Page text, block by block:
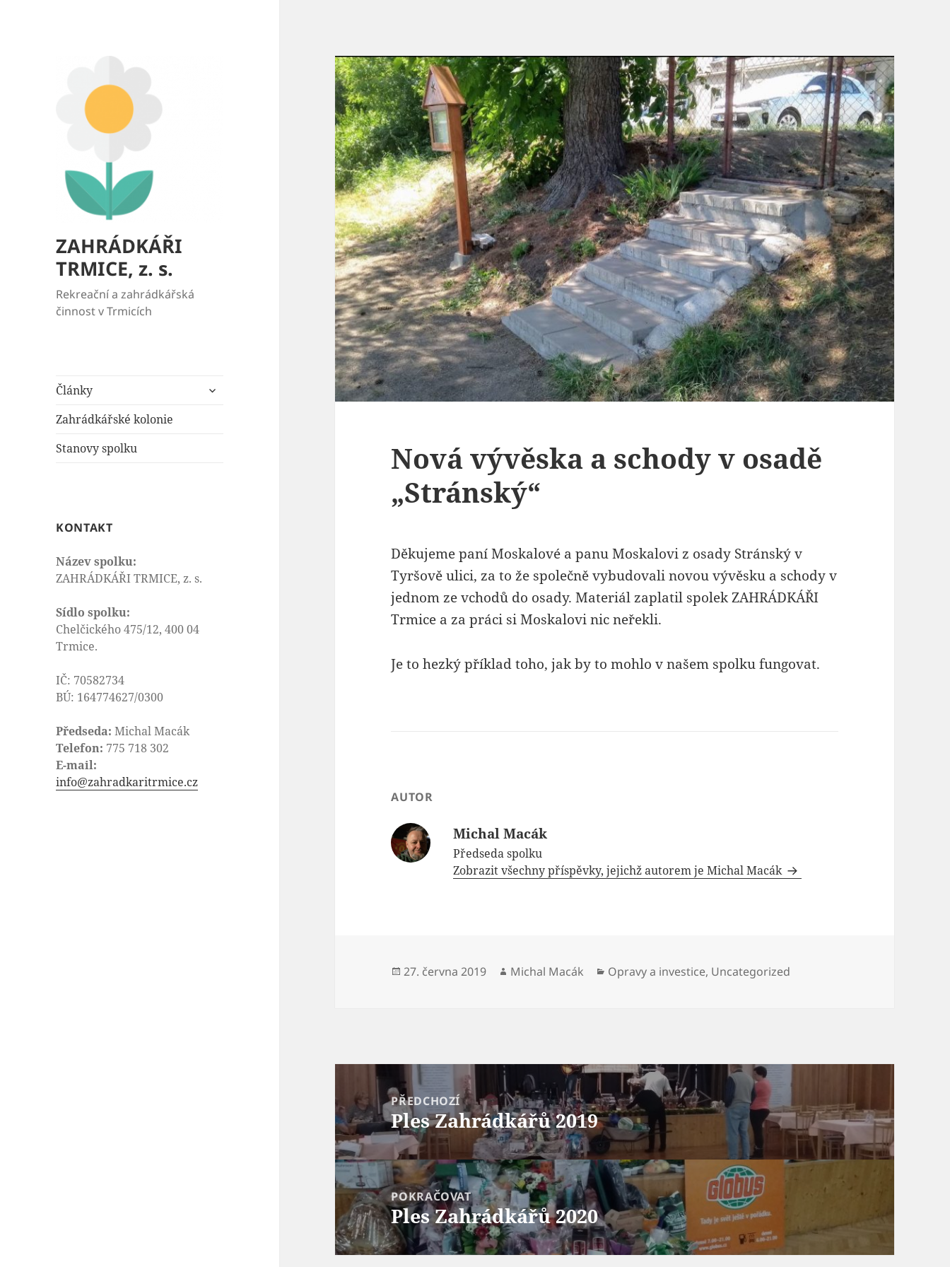
ZAHRÁDKÁŘI
TRMICE, z. s.
Rekreační a zahrádkářská
činnost v Trmicích
Články
zobrazit
Zahrádkářské kolonie
Stanovy spolku
KONTAKT
Název spolku:
ZAHRÁDKÁŘI TRMICE, z. s.
Sídlo spolku:
Chelčického 475/12, 400 04
Trmice.
IČ: 70582734
BÚ: 164774627/0300
Předseda:Michal Macák
Telefon: 775 718 302
E-mail:
info@zahradkaritrmice.cz
Nová vývěska a schody v osadě
„Stránský“
Děkujeme paní Moskalové a panu Moskalovi z osady Stránský v
Tyršově ulici, za to že společně vybudovali novou vývěsku a schody v
jednom ze vchodů do osady. Materiál zaplatil spolek ZAHRÁDKÁŘI
Trmice a za práci si Moskalovi nic neřekli.
Je to hezký příklad toho, jak by to mohlo v našem spolku fungovat.
AUTOR
Michal Macák
Předseda spolku
Zobrazit všechny příspěvky, jejichž autorem je Michal Macák
Publikováno:
27. června 2019 Autor:
Michal Macák Rubriky:
Opravy a investice, Uncategorized
Navigace
pro
příspěvek
PŘEDCHOZÍ
Předchozí
příspěvek:
Ples Zahrádkářů 2019
POKRAČOVAT
Následující
příspěvek:
Ples Zahrádkářů 2020